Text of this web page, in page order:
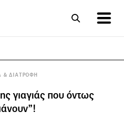
& ΔΙΑΤΡΟΦΗ
γιαγιάς που όντως